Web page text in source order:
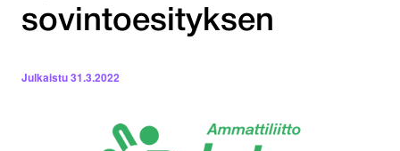
sovintoesityksen
Julkaistu31.3.2022